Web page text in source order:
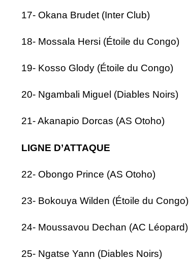
17- Okana Brudet (Inter Club)
18- Mossala Hersi (Étoile du Congo)
19- Kosso Glody (Étoile du Congo)
20- Ngambali Miguel (Diables Noirs)
21- Akanapio Dorcas (AS Otoho)
LIGNE D’ATTAQUE
22- Obongo Prince (AS Otoho)
23- Bokouya Wilden (Étoile du Congo)
24- Moussavou Dechan (AC Léopard)
25- Ngatse Yann (Diables Noirs)